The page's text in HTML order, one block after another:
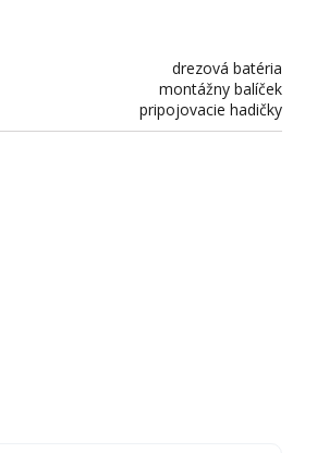
drezová batéria
montážny balíček
pripojovacie hadičky